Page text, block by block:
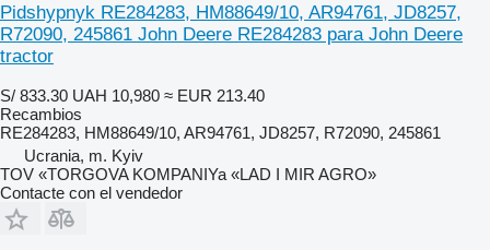
Pidshypnyk RE284283, HM88649/10, AR94761, JD8257,
R72090, 245861 John Deere RE284283 para John Deere
tractor
S/ 833.30 UAH 10,980 ≈ EUR 213.40
Recambios
RE284283, HM88649/10, AR94761, JD8257, R72090, 245861
Ucrania, m. Kyiv
TOV «TORGOVA KOMPANIYa «LAD I MIR AGRO»
Contacte con el vendedor